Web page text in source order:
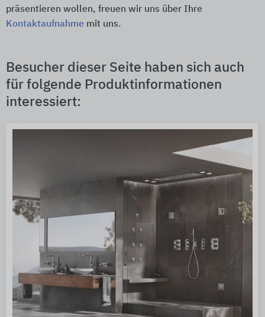
präsentieren wollen, freuen wir uns über Ihre
Kontaktaufnahme mit uns.
Besucher dieser Seite haben sich auch
für folgende Produktinformationen
interessiert: